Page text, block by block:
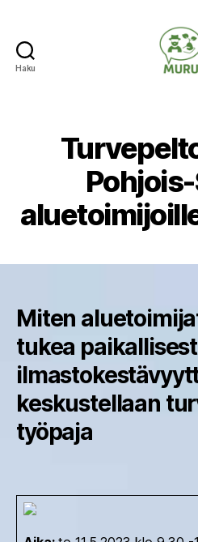
Haku
Miten
tukea
keskustellaan
työpaja